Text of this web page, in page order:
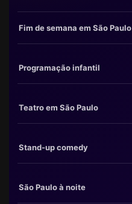
Fim de semana em São Paulo
Programação infantil
Teatro em São Paulo
Stand-up comedy
São Paulo à noite